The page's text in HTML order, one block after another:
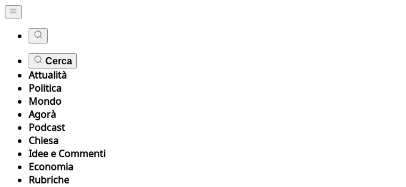
Cerca
Attualità
Politica
Mondo
Agorà
Podcast
Chiesa
Idee e Commenti
Economia
Rubriche